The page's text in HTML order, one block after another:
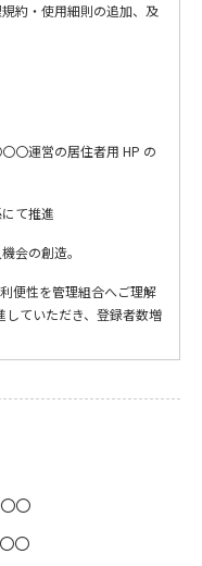
約・使用細則の追加、及
〇運営の居住者用 HP の
て推進
会の創造。
便性を管理組合へご理解
していただき、登録者数増
〇
〇